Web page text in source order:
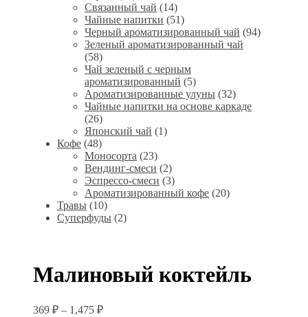
Связанный чай (14)
Чайные напитки (51)
Черный ароматизированный чай (94)
Зеленый ароматизированный чай
(58)
Чай зеленый с черным
ароматизированный (5)
Ароматизированные улуны (32)
Чайные напитки на основе каркаде
(26)
Японский чай (1)
Кофе (48)
Моносорта (23)
Вендинг-смеси (2)
Эспрессо-смеси (3)
Ароматизированный кофе (20)
Травы (10)
Суперфуды (2)
Малиновый коктейль
369 ₽ – 1,475 ₽